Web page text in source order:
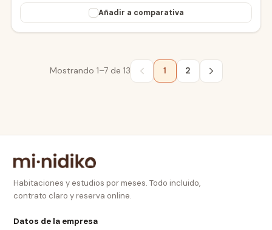
Añadir a comparativa
Mostrando 1–7 de 13 1 2
Habitaciones y estudios por meses. Todo incluido,
contrato claro y reserva online.
Datos de la empresa